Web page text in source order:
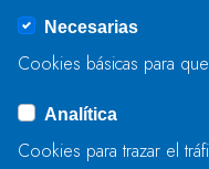
Se produjo un
Necesarias
Cookies básicas para
Analítica
Cookies para trazar el